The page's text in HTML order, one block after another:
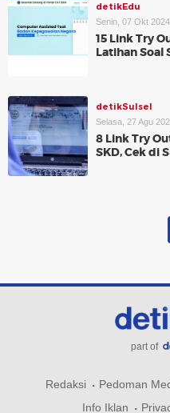
detikEdu
Senin, 07 Okt
15 Link Try
Latihan Soal
detikSulsel
Selasa, 27 Agu
8 Link Try
SKD, Cek di
part of
Redaksi Pedoman
Info Iklan